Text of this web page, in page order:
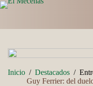
Saltar
Inicio / Destacados /
Guy Ferrier: del